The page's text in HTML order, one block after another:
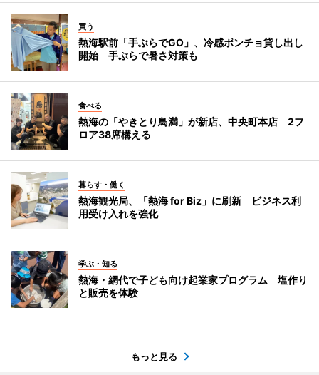
買う
熱海駅前「手ぶらでGO」、冷感ポンチョ貸し出し
開始 手ぶらで暑さ対策も
食べる
熱海の「やきとり鳥満」が新店、中央町本店 2フ
ロア38席構える
暮らす・働く
熱海観光局、「熱海 for Biz」に刷新 ビジネス利
用受け入れを強化
学ぶ・知る
熱海・網代で子ども向け起業家プログラム 塩作り
と販売を体験
もっと見る